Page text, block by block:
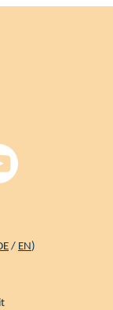
/ EN )